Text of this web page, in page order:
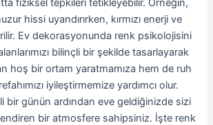
fiziksel tepkileri tetikleyebilir. Örneğin,
hissi uyandırırken, kırmızı enerji ve
Ev dekorasyonunda renk psikolojisini
bilinçli bir şekilde tasarlayarak
hoş bir ortam yaratmamıza hem de ruh
iyileştirmemize yardımcı olur.
bir günün ardından eve geldiğinizde sizi
bir atmosfere sahipsiniz. İşte renk